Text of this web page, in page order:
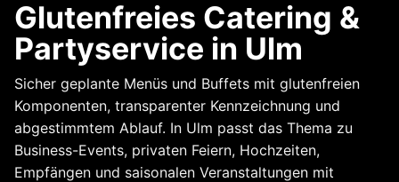
Glutenfreies Catering &
Partyservice in Ulm
Sicher geplante Menüs und Buffets mit glutenfreien
Komponenten, transparenter Kennzeichnung und
abgestimmtem Ablauf. In Ulm passt das Thema zu
Business-Events, privaten Feiern, Hochzeiten,
Empfängen und saisonalen Veranstaltungen mit